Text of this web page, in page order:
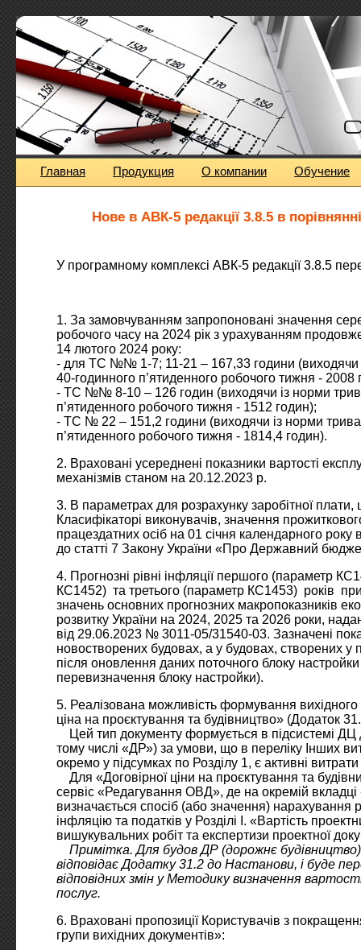
Главная Продукция О компании Обучение
Нове в АВК-5 редакції 3.8.5 в
У програмному комплексі АВК-5 редакції 3.8.5
1. За замовчуванням запропоновані значення
робочого часу на 2024 рік з урахуванням
14 лютого 2024 року:
- для ТС №№ 1-7; 11-21 – 167,33 години (виходячи
40-годинного п’ятиденного робочого тижня - 2008
- ТС №№ 8-10 – 126 годин (виходячи із норми
п’ятиденного робочого тижня - 1512 годин);
- ТС № 22 – 151,2 години (виходячи із норми
п’ятиденного робочого тижня - 1814,4 годин).
2. Враховані усереднені показники вартості
механізмів станом на 20.12.2023 р.
3. В параметрах для розрахунку заробітної плати,
Класифікаторі виконувачів, значення
працездатних осіб на 01 січня календарного року
до статті 7 Закону України «Про Державний
4. Прогнозні рівні інфляції першого (параметр
КС1452) та третього (параметр КС1453) років
значень основних прогнозних макропоказників
розвитку України на 2024, 2025 та 2026 роки,
від 29.06.2023 № 3011-05/31540-03. Зазначені
новостворених будовах, а у будовах, створених у
після оновлення даних поточного блоку
перевизначення блоку настройки).
5. Реалізована можливість формування
ціна на проєктування та будівництво» (Додаток
Цей тип документу формується в підсистемі
тому числі «ДР») за умови, що в переліку Інших
окремо у підсумках по Розділу 1, є активні
Для «Договірної ціни на проєктування та
сервіс «Редагування ОВД», де на окремій вкладці
визначається спосіб (або значення) нарахування
інфляцію та податків у Розділі І. «Вартість
вишукувальних робіт та експертизи проектної
Примітка. Для будов ДР (дорожнє
відповідає Додатку 31.2 до Настанови, і буде
відповідних змін у Методику визначення
послуг.
6. Враховані пропозиції Користувачів з
групи вихідних документів»: